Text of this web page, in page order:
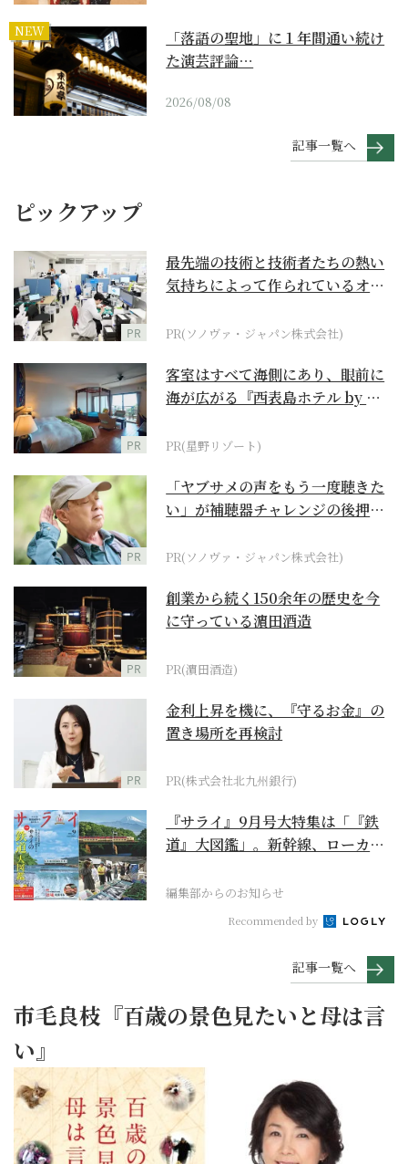
NEW
「落語の聖地」に１年間通い続け
た演芸評論…
2026/08/08
記事一覧へ
ピックアップ
PR
最先端の技術と技術者たちの熱い
気持ちによって作られているオー
PR(ソノヴァ・ジャパン株式会社)
PR
客室はすべて海側にあり、眼前に
海が広がる『西表島ホテル by 星
PR(星野リゾート)
PR
「ヤブサメの声をもう一度聴きた
い」が補聴器チャレンジの後押し
PR(ソノヴァ・ジャパン株式会社)
PR
創業から続く150余年の歴史を今
に守っている濵田酒造
PR(濵田酒造)
PR
金利上昇を機に、『守るお金』の
置き場所を再検討
PR(株式会社北九州銀行)
『サライ』9月号大特集は「『鉄
道』大図鑑」。新幹線、ローカル
編集部からのお知らせ
Recommended by
記事一覧へ
市毛良枝『百歳の景色見たいと母は言
い』